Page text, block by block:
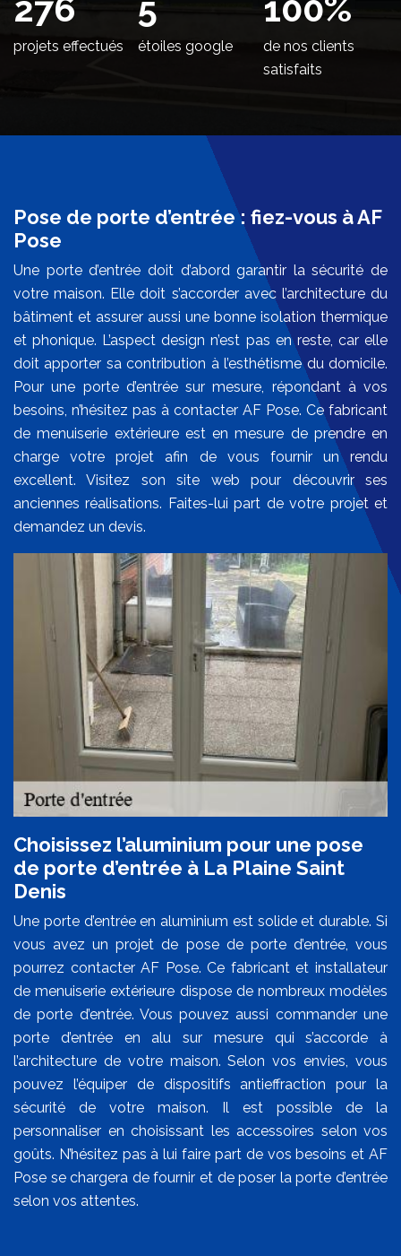
projets effectués étoiles google
de nos clients
satisfaits
Pose de porte d’entrée : fiez-vous à AF
Pose
Une porte d’entrée doit d’abord garantir la sécurité de
votre maison. Elle doit s’accorder avec l’architecture du
bâtiment et assurer aussi une bonne isolation thermique
et phonique. L’aspect design n’est pas en reste, car elle
doit apporter sa contribution à l’esthétisme du domicile.
Pour une porte d’entrée sur mesure, répondant à vos
besoins, n’hésitez pas à contacter AF Pose. Ce fabricant
de menuiserie extérieure est en mesure de prendre en
charge votre projet afin de vous fournir un rendu
excellent. Visitez son site web pour découvrir ses
anciennes réalisations. Faites-lui part de votre projet et
demandez un devis.
Choisissez l’aluminium pour une pose
de porte d’entrée à La Plaine Saint
Denis
Une porte d’entrée en aluminium est solide et durable. Si
vous avez un projet de pose de porte d’entrée, vous
pourrez contacter AF Pose. Ce fabricant et installateur
de menuiserie extérieure dispose de nombreux modèles
de porte d’entrée. Vous pouvez aussi commander une
porte d’entrée en alu sur mesure qui s’accorde à
l’architecture de votre maison. Selon vos envies, vous
pouvez l’équiper de dispositifs antieffraction pour la
sécurité de votre maison. Il est possible de la
personnaliser en choisissant les accessoires selon vos
goûts. N’hésitez pas à lui faire part de vos besoins et AF
Pose se chargera de fournir et de poser la porte d’entrée
selon vos attentes.